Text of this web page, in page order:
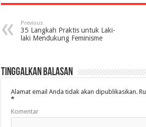
Previous
35 Langkah Praktis untuk Laki-
laki Mendukung Feminisme
Tinggalkan Balasan
Alamat email Anda tidak akan dipublikasikan.
*
Komentar